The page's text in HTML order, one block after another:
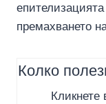
премахването
Колко
Кликнете